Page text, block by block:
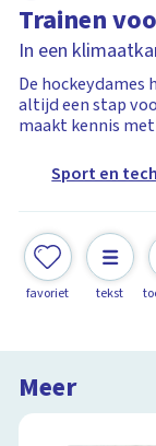
Trainen
In een
De
altijd een stap
maakt kennis
Sport en
favoriet tekst
Meer